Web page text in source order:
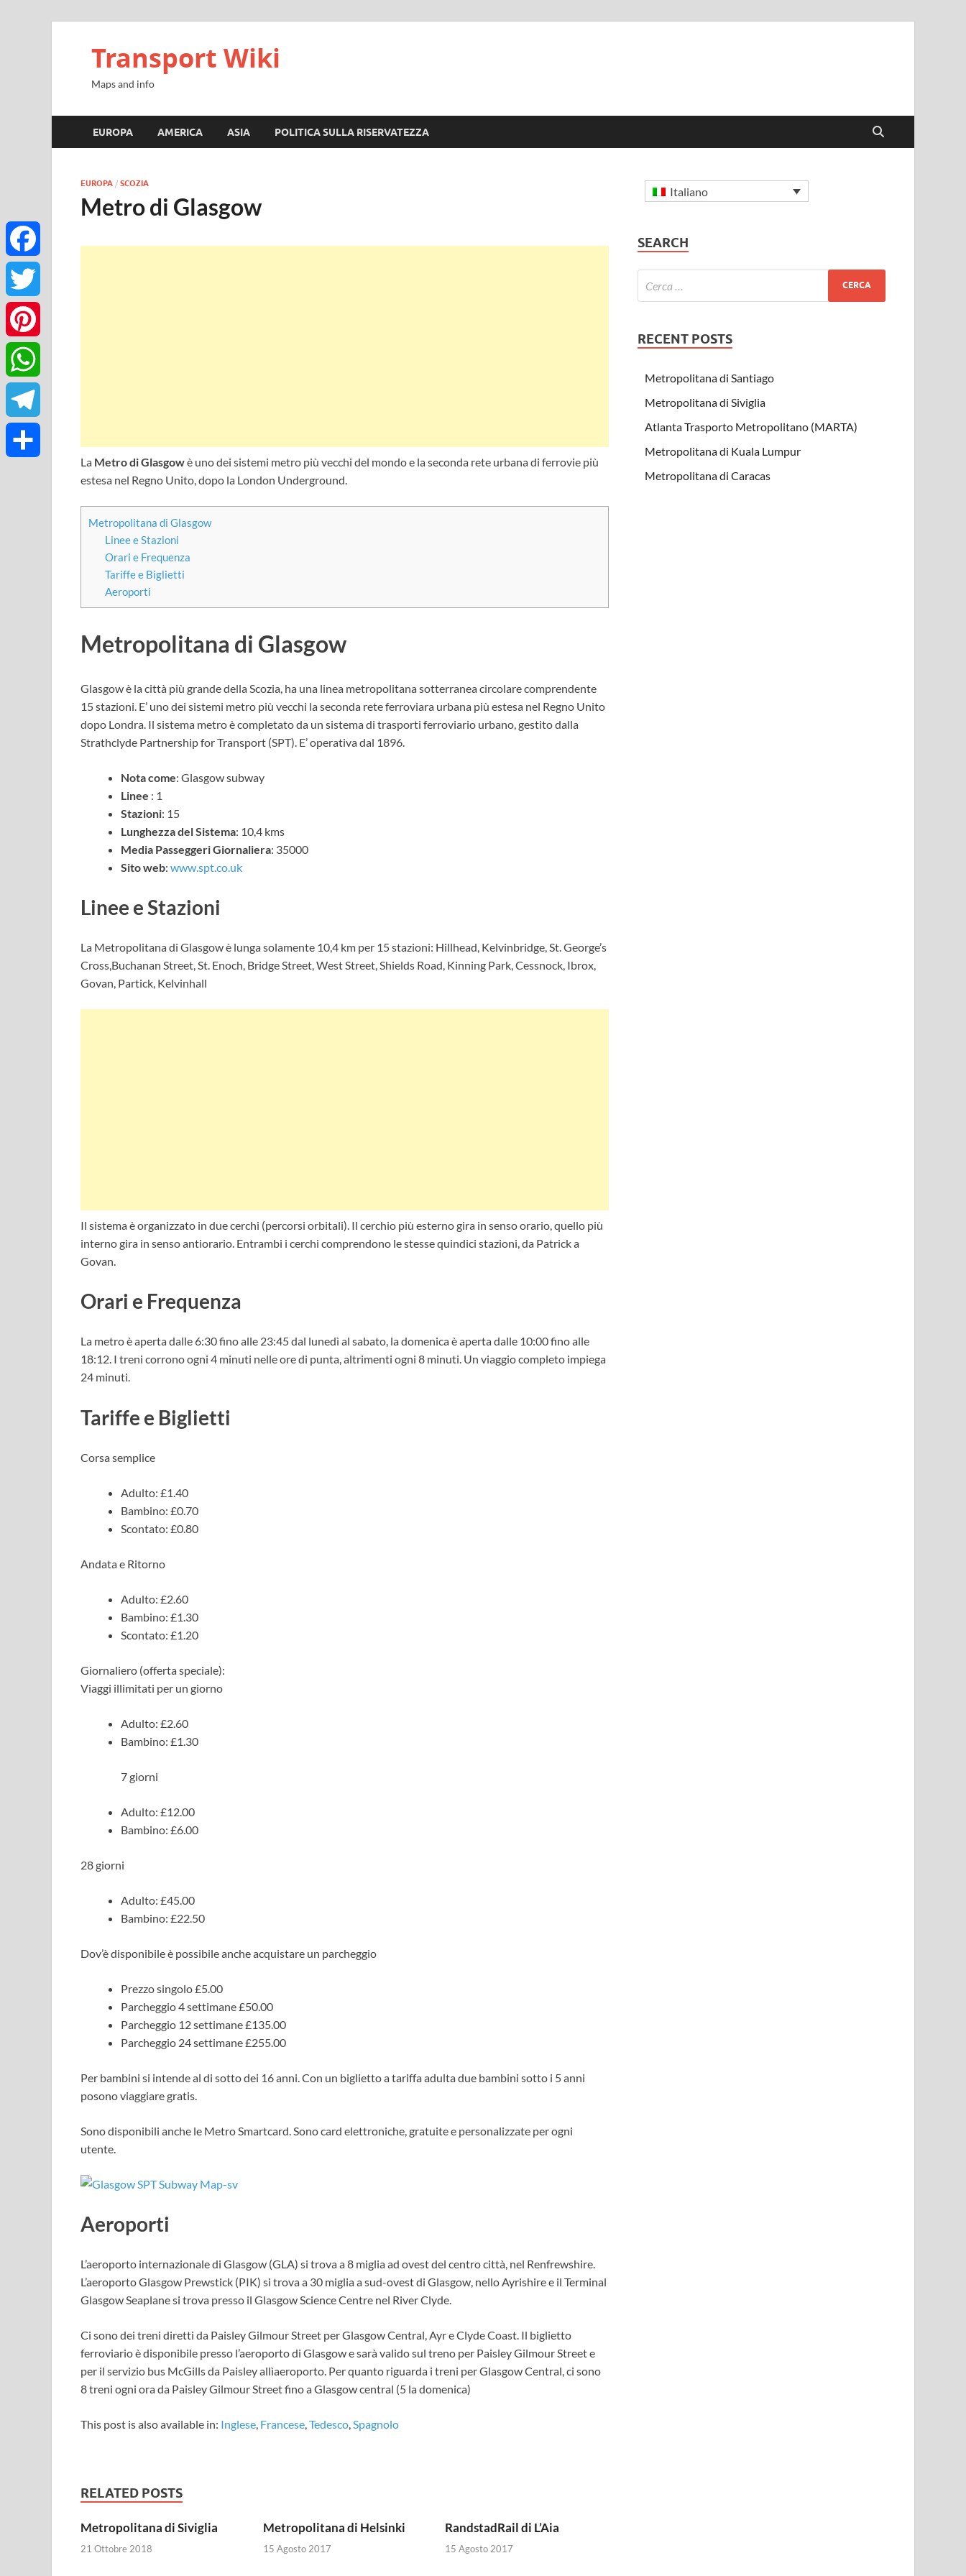
Transport Wiki
Maps and info
EUROPA AMERICA ASIA POLITICA SULLA RISERVATEZZA
EUROPA / SCOZIA
Metro di Glasgow
La Metro di Glasgowè uno dei sistemi metro più vecchi del mondo e la seconda rete urbana di ferrovie più
estesa nel Regno Unito, dopo la London Underground.
Metropolitana di Glasgow
Linee e Stazioni
Orari e Frequenza
Tariffe e Biglietti
Aeroporti
Metropolitana di Glasgow
Glasgow è la città più grande della Scozia, ha una linea metropolitana sotterranea circolare comprendente
15 stazioni. E’ uno dei sistemi metro più vecchi la seconda rete ferroviara urbana più estesa nel Regno Unito
dopo Londra. Il sistema metro è completato da un sistema di trasporti ferroviario urbano, gestito dalla
Strathclyde Partnership for Transport (SPT). E’ operativa dal 1896.
Nota come: Glasgow subway
Linee : 1
Stazioni: 15
Lunghezza del Sistema: 10,4 kms
Media Passeggeri Giornaliera: 35000
Sito web: www.spt.co.uk
Linee e Stazioni
La Metropolitana di Glasgow è lunga solamente 10,4 km per 15 stazioni: Hillhead, Kelvinbridge, St. George’s
Cross,Buchanan Street, St. Enoch, Bridge Street, West Street, Shields Road, Kinning Park, Cessnock, Ibrox,
Govan, Partick, Kelvinhall
Il sistema è organizzato in due cerchi (percorsi orbitali). Il cerchio più esterno gira in senso orario, quello più
interno gira in senso antiorario. Entrambi i cerchi comprendono le stesse quindici stazioni, da Patrick a
Govan.
Orari e Frequenza
La metro è aperta dalle 6:30 fino alle 23:45 dal lunedì al sabato, la domenica è aperta dalle 10:00 fino alle
18:12. I treni corrono ogni 4 minuti nelle ore di punta, altrimenti ogni 8 minuti. Un viaggio completo impiega
24 minuti.
Tariffe e Biglietti
Corsa semplice
Adulto: £1.40
Bambino: £0.70
Scontato: £0.80
Andata e Ritorno
Adulto: £2.60
Bambino: £1.30
Scontato: £1.20
Giornaliero (offerta speciale):
Viaggi illimitati per un giorno
Adulto: £2.60
Bambino: £1.30
7 giorni
Adulto: £12.00
Bambino: £6.00
28 giorni
Adulto: £45.00
Bambino: £22.50
Dov’è disponibile è possibile anche acquistare un parcheggio
Prezzo singolo £5.00
Parcheggio 4 settimane £50.00
Parcheggio 12 settimane £135.00
Parcheggio 24 settimane £255.00
Per bambini si intende al di sotto dei 16 anni. Con un biglietto a tariffa adulta due bambini sotto i 5 anni
posono viaggiare gratis.
Sono disponibili anche le Metro Smartcard. Sono card elettroniche, gratuite e personalizzate per ogni
utente.
Aeroporti
L’aeroporto internazionale di Glasgow (GLA) si trova a 8 miglia ad ovest del centro città, nel Renfrewshire.
L’aeroporto Glasgow Prewstick (PIK) si trova a 30 miglia a sud-ovest di Glasgow, nello Ayrishire e il Terminal
Glasgow Seaplane si trova presso il Glasgow Science Centre nel River Clyde.
Ci sono dei treni diretti da Paisley Gilmour Street per Glasgow Central, Ayr e Clyde Coast. Il biglietto
ferroviario è disponibile presso l’aeroporto di Glasgow e sarà valido sul treno per Paisley Gilmour Street e
per il servizio bus McGills da Paisley allìaeroporto. Per quanto riguarda i treni per Glasgow Central, ci sono
8 treni ogni ora da Paisley Gilmour Street fino a Glasgow central (5 la domenica)
This post is also available in: Inglese Francese Tedesco Spagnolo
RELATED POSTS
Metropolitana di Siviglia
21 Ottobre 2018
Metropolitana di Helsinki
15 Agosto 2017
RandstadRail di L’Aia
15 Agosto 2017
Italiano
SEARCH
RECENT POSTS
Metropolitana di Santiago
Metropolitana di Siviglia
Atlanta Trasporto Metropolitano (MARTA)
Metropolitana di Kuala Lumpur
Metropolitana di Caracas
Facebook
Twitter
Pinterest
WhatsApp
Telegram